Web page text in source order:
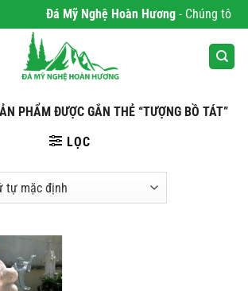
Đá Mỹ Nghệ Hoàn Hương- Chúng tôi
PHẨM ĐƯỢC GẮN THẺ “TƯỢNG BỒ TÁT”
LỌC